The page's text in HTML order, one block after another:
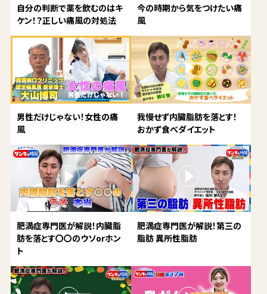
自分の判断で薬を飲むのはキ
ケン！？正しい痛風の対処法
今の時期から気をつけたい痛
風
男性だけじゃない！女性の痛
風
我慢せず内臓脂肪を落とす！
おかず食べダイエット
肥満症専門医が解説！内臓脂
肪を落とす〇〇のウソorホン
ト
肥満症専門医が解説！第三の
脂肪 異所性脂肪